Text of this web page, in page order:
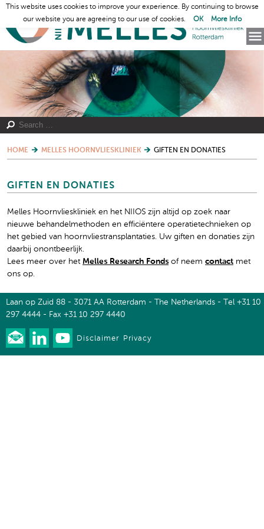
HOME MELLES HOORNVLIESKLINIEK GIFTEN EN DONATIES
GIFTEN EN DONATIES
Melles Hoornvlieskliniek en het NIIOS zijn altijd op zoek naar
nieuwe behandelmethoden en efficiëntere operatietechnieken op
het gebied van hoornvliestransplantaties. Uw giften en donaties zijn
daarbij onontbeerlijk.
Lees meer over het Melles Research Fonds of neem contact met
ons op.
Laan op Zuid 88 - 3071 AA Rotterdam - The Netherlands - Tel +31 10
297 4444 - Fax +31 10 297 4440
Disclaimer Privacy
This website uses cookies to improve your experience. By continuing to browse
our website you are agreeing to our use of cookies.
OK More Info